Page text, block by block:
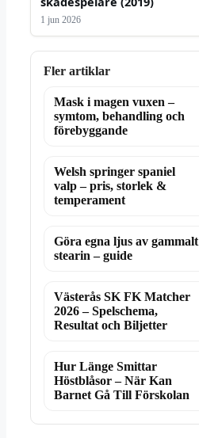
1 jun 2026
Fler artiklar
Mask i magen vuxen –
symtom, behandling och
förebyggande
Welsh springer spaniel
valp – pris, storlek &
temperament
Göra egna ljus av gammalt
stearin – guide
Västerås SK FK Matcher
2026 – Spelschema,
Resultat och Biljetter
Hur Länge Smittar
Höstblåsor – När Kan
Barnet Gå Till Förskolan